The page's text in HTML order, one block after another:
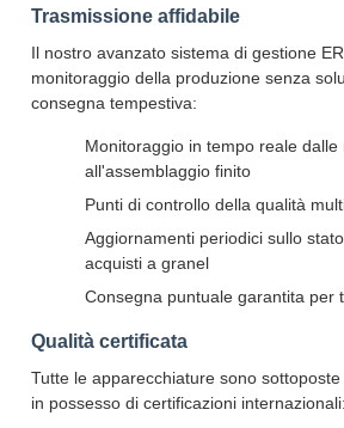
Trasmissione affidabile
Il nostro avanzato sistema di gestione
monitoraggio della produzione senza
consegna tempestiva:
Monitoraggio in tempo reale
all'assemblaggio finito
Punti di controllo della qualità
Aggiornamenti periodici sullo
acquisti a granel
Consegna puntuale garantita per
Qualità certificata
Tutte le apparecchiature sono
in possesso di certificazioni internazionali: